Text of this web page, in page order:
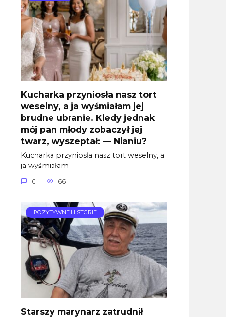
Kucharka przyniosła nasz tort
weselny, a ja wyśmiałam jej
brudne ubranie. Kiedy jednak
mój pan młody zobaczył jej
twarz, wyszeptał: — Nianiu?
Kucharka przyniosła nasz tort weselny, a
ja wyśmiałam
0 66
POZYTYWNE HISTORIE
Starszy marynarz zatrudnił